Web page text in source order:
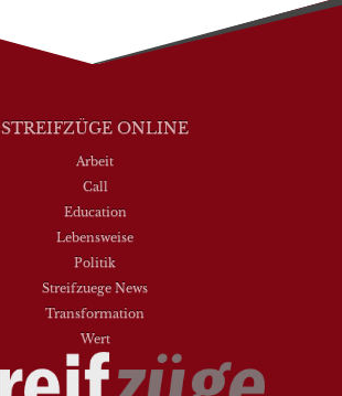
STREIFZÜGE ONLINE
Arbeit
Call
Education
Lebensweise
Politik
Streifzuege News
Transformation
Wert